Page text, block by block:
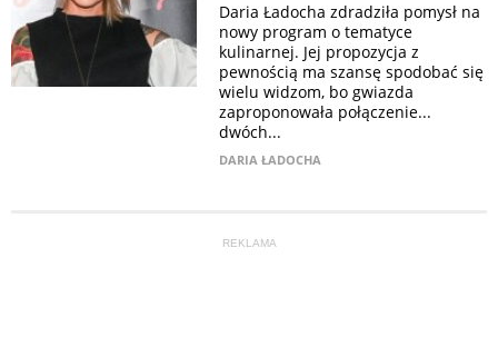
Daria Ładocha zdradziła pomysł na
nowy program o tematyce
kulinarnej. Jej propozycja z
pewnością ma szansę spodobać się
wielu widzom, bo gwiazda
zaproponowała połączenie...
dwóch...
DARIA ŁADOCHA
REKLAMA